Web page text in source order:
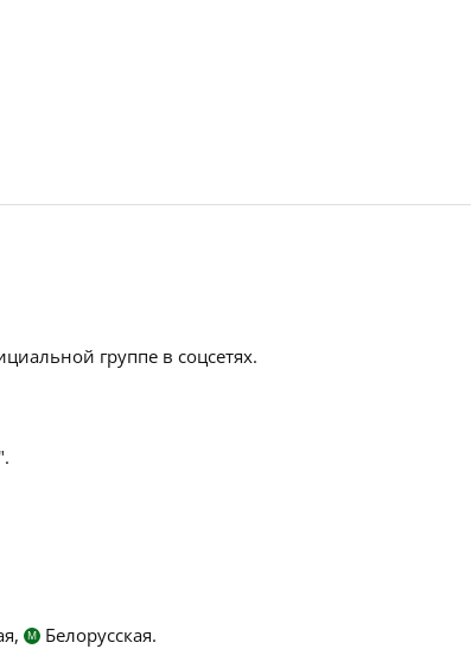
группе в соцсетях.
М
Белорусская.